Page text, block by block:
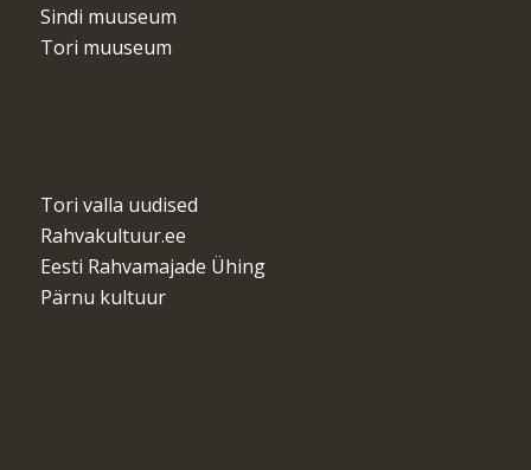
Sindi muuseum
Tori muuseum
Tori valla uudised
Rahvakultuur.ee
Eesti Rahvamajade Ühing
Pärnu kultuur